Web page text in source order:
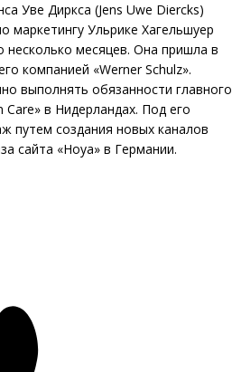
Уве Диркса (Jens Uwe Diercks)
маркетингу Ульрике Хагельшуер
несколько месяцев. Она пришла в
компанией «Werner Schulz».
выполнять обязанности главного
в Нидерландах. Под его
путем создания новых каналов
сайта «Hoya» в Германии.